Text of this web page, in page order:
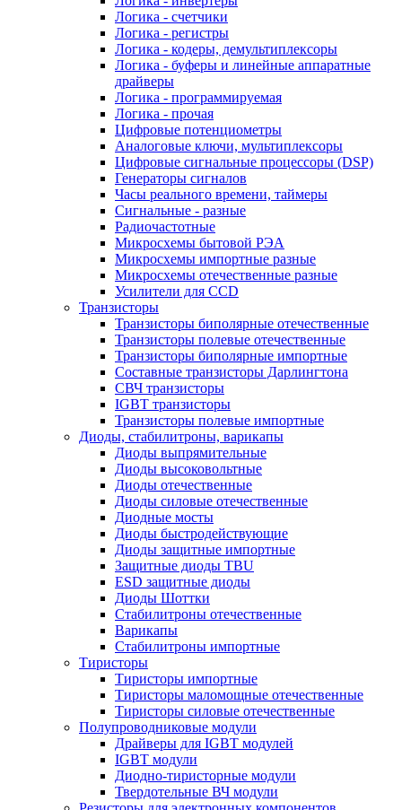
Логика - счетчики
Логика - регистры
Логика - кодеры, демультиплексоры
Логика - буферы и линейные аппаратные
драйверы
Логика - программируемая
Логика - прочая
Цифровые потенциометры
Аналоговые ключи, мультиплексоры
Цифровые сигнальные процессоры (DSP)
Генераторы сигналов
Часы реального времени, таймеры
Сигнальные - разные
Радиочастотные
Микросхемы бытовой РЭА
Микросхемы импортные разные
Микросхемы отечественные разные
Усилители для CCD
Транзисторы
Транзисторы биполярные отечественные
Транзисторы полевые отечественные
Транзисторы биполярные импортные
Составные транзисторы Дарлингтона
СВЧ транзисторы
IGBT транзисторы
Транзисторы полевые импортные
Диоды, стабилитроны, варикапы
Диоды выпрямительные
Диоды высоковольтные
Диоды отечественные
Диоды силовые отечественные
Диодные мосты
Диоды быстродействующие
Диоды защитные импортные
Защитные диоды TBU
ESD защитные диоды
Диоды Шоттки
Стабилитроны отечественные
Варикапы
Стабилитроны импортные
Тиристоры
Тиристоры импортные
Тиристоры маломощные отечественные
Тиристоры силовые отечественные
Полупроводниковые модули
Драйверы для IGBT модулей
IGBT модули
Диодно-тиристорные модули
Твердотельные ВЧ модули